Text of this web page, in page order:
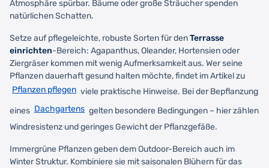
Atmosphäre spürbar. Bäume oder große Sträucher spenden
natürlichen Schatten.
Setze auf pflegeleichte, robuste Sorten für denTerrasse
einrichten-Bereich: Agapanthus, Oleander, Hortensien oder
Ziergräser kommen mit wenig Aufmerksamkeit aus. Wer seine
Pflanzen dauerhaft gesund halten möchte, findet im Artikel zu
Pflanzen pflegen viele praktische Hinweise. Bei der Bepflanzung
eines Dachgartens gelten besondere Bedingungen – hier zählen
Windresistenz und geringes Gewicht der Pflanzgefäße.
Immergrüne Pflanzen geben dem Outdoor-Bereich auch im
Winter Struktur. Kombiniere sie mit saisonalen Blühern für das